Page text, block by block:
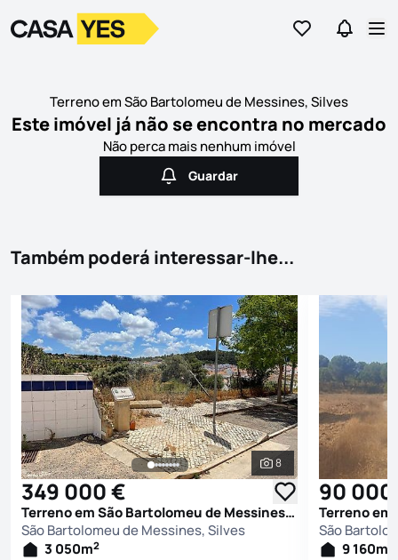
Ir para osIr para
LogoIr para a homepage
Terreno em São Bartolomeu de Messines, Silves
Este imóvel já não se encontra no mercado
Não perca mais nenhum imóvel
Guardar
Guardar
Também poderá interessar-lhe...
Ver todas as
8
349 000 €
Terreno em São Bartolomeu de Messines, Silves
São Bartolomeu de Messines, Silves
3 050m2
90
São
9 160m